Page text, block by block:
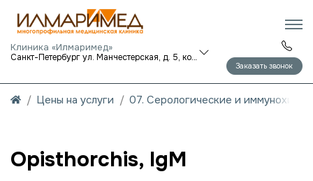
Клиника «Илмаримед»
Санкт-Петербург ул. Манчестерская, д. 5, корп. 1
Заказать звонок
Цены на услуги 07. Серологические и
Opisthorchis, IgM